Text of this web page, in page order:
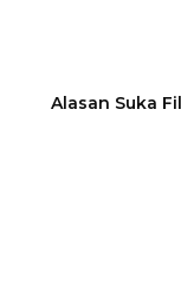
Alasan Suka